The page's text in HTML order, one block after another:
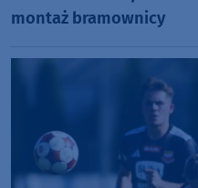
montaż bramownicy